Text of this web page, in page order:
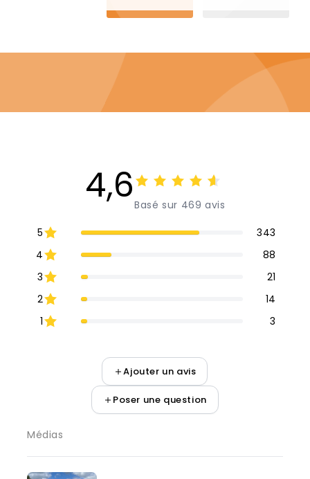
4,6Basé sur 469 avis
5
343
4
88
3
21
2
14
1
3
Ajouter un avis
Poser une question
Médias